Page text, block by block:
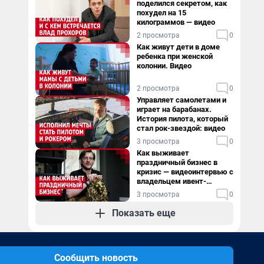
поделился секретом, как
похудел на 15
килограммов — видео
2 просмотра 0
Как живут дети в доме
ребенка при женской
колонии. Видео
2 просмотра 0
Управляет самолетами и
играет на барабанах.
История пилота, который
стал рок-звездой: видео
3 просмотра 0
Как выживает
праздничный бизнес в
кризис — видеоинтервью с
владельцем ивент-
агентства
3 просмотра 0
Показать еще
Сообщить новость